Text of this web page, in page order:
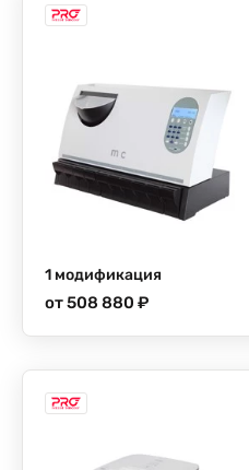
1 модификация
от 508 880 ₽